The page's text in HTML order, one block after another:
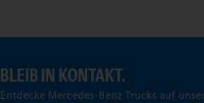
BLEIB IN KONTAKT.
Entdecke Mercedes-Benz Trucks auf